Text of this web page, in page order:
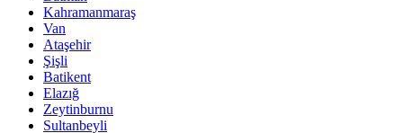
Kahramanmaraş
Van
Ataşehir
Şişli
Batikent
Elazığ
Zeytinburnu
Sultanbeyli